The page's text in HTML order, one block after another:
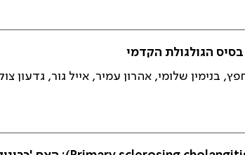
הגולגולת הקדמי
בנימין שלומי, אהרון עמיר, אייל גור, גדעון